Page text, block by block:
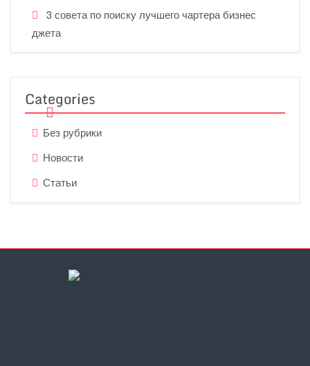
3 совета по поиску лучшего чартера бизнес
джета
Categories
Без рубрики
Новости
Статьи